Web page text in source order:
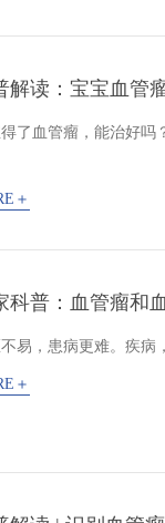
解读：宝宝血管
了血管瘤，能治好吗
＋
科普：血管瘤和
易，患病更难。疾病
＋